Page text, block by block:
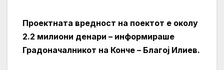
Проектната вредност на поектот е околу
2.2 милиони денари – информираше
Градоначалникот на Конче – Благој Илиев.